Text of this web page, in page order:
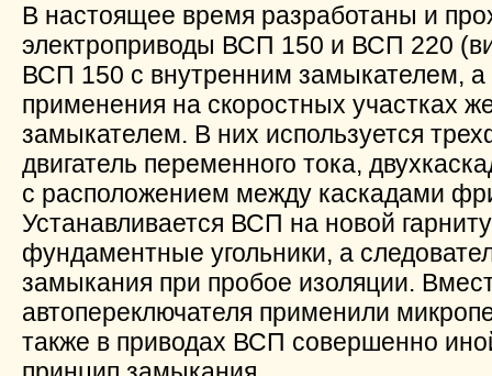
В настоящее время разработаны и
электроприводы ВСП 150 и ВСП 220
ВСП 150 с внутренним замыкателем,
применения на скоростных участках
замыкателем. В них используется
двигатель переменного тока,
с расположением между каскадами
Устанавливается ВСП на новой
фундаментные угольники, а
замыкания при пробое изоляции.
автопереключателя применили
также в приводах ВСП совершенно